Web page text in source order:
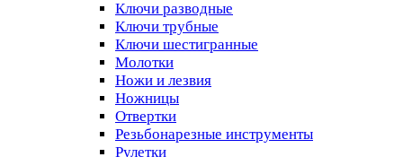
Ключи разводные
Ключи трубные
Ключи шестигранные
Молотки
Ножи и лезвия
Ножницы
Отвертки
Резьбонарезные инструменты
Рулетки